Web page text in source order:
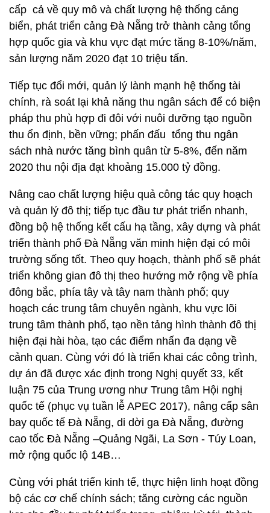
cấp cả về quy mô và chất lượng hệ thống cảng
biển, phát triển cảng Đà Nẵng trở thành cảng tổng
hợp quốc gia và khu vực đạt mức tăng 8-10%/năm,
sản lượng năm 2020 đạt 10 triệu tấn.
Tiếp tục đổi mới, quản lý lành mạnh hệ thống tài
chính, rà soát lại khả năng thu ngân sách để có biện
pháp thu phù hợp đi đôi với nuôi dưỡng tạo nguồn
thu ổn định, bền vững; phấn đấu tổng thu ngân
sách nhà nước tăng bình quân từ 5-8%, đến năm
2020 thu nội địa đạt khoảng 15.000 tỷ đồng.
Nâng cao chất lượng hiệu quả công tác quy hoạch
và quản lý đô thị; tiếp tục đầu tư phát triển nhanh,
đồng bộ hệ thống kết cấu hạ tầng, xây dựng và phát
triển thành phố Đà Nẵng văn minh hiện đại có môi
trường sống tốt. Theo quy hoạch, thành phố sẽ phát
triển không gian đô thị theo hướng mở rộng về phía
đông bắc, phía tây và tây nam thành phố; quy
hoạch các trung tâm chuyên ngành, khu vực lõi
trung tâm thành phố, tạo nền tảng hình thành đô thị
hiện đại hài hòa, tạo các điểm nhấn đa dạng về
cảnh quan. Cùng với đó là triển khai các công trình,
dự án đã được xác định trong Nghị quyết 33, kết
luận 75 của Trung ương như Trung tâm Hội nghị
quốc tế (phục vụ tuần lễ APEC 2017), nâng cấp sân
bay quốc tế Đà Nẵng, di dời ga Đà Nẵng, đường
cao tốc Đà Nẵng –Quảng Ngãi, La Sơn - Túy Loan,
mở rộng quốc lộ 14B…
Cùng với phát triển kinh tế, thực hiện linh hoạt đồng
bộ các cơ chế chính sách; tăng cường các nguồn